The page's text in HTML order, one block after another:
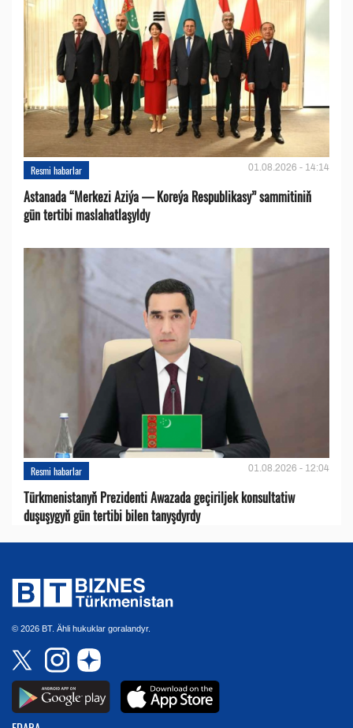
Resmi habarlar 01.08.2026 - 14:14
Astanada “Merkezi Aziýa — Koreýa Respublikasy” sammitiniň
gün tertibi maslahatlaşyldy
Resmi habarlar 01.08.2026 - 12:04
Türkmenistanyň Prezidenti Awazada geçiriljek konsultatiw
duşuşygyň gün tertibi bilen tanyşdyrdy
© 2026 BT. Ähli hukuklar goralandyr.